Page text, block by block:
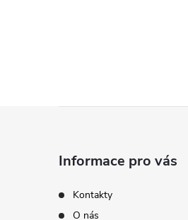
Informace pro vás
Kontakty
O nás